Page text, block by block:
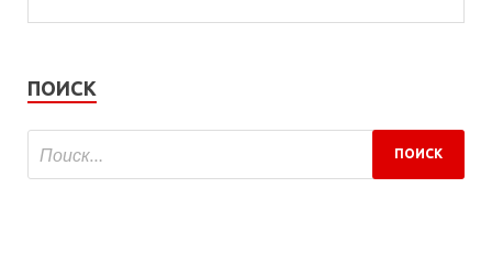
ПОИСК